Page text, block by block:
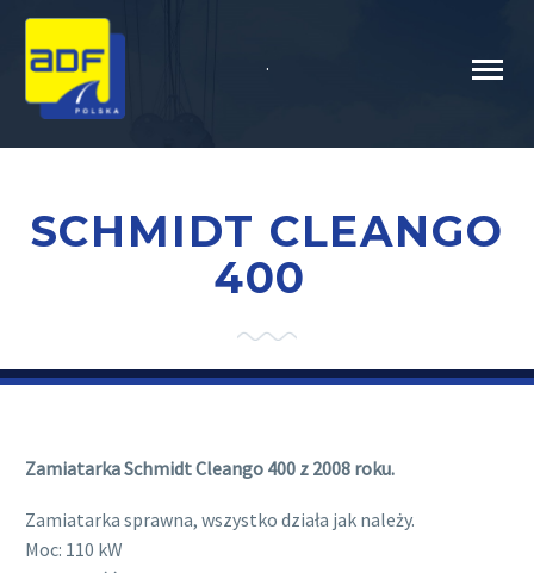
.
SCHMIDT CLEANGO
400
Zamiatarka Schmidt Cleango 400 z 2008 roku.
Zamiatarka sprawna, wszystko działa jak należy.
Moc: 110 kW